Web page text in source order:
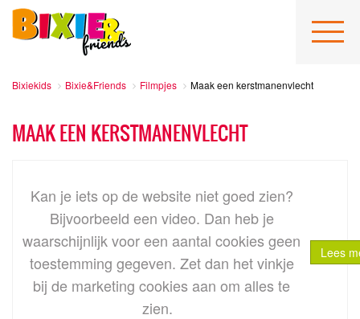
Bixiekids Bixie&Friends Filmpjes Maak een kerstmanenvlecht
MAAK EEN KERSTMANENVLECHT
Kan je iets op de website niet goed zien?
Bijvoorbeeld een video. Dan heb je
waarschijnlijk voor een aantal cookies geen
toestemming gegeven. Zet dan het vinkje
bij de marketing cookies aan om alles te
zien.
Lees